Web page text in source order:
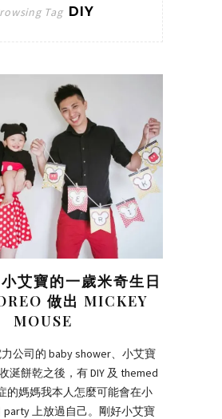
Tag DIY
艾寶的一歲米奇生日
做出 MICKEY
MOUSE
公司的 baby shower、小艾寶
涎餅乾之後，有 DIY 及 themed
的媽媽我本人怎麼可能會在小
party 上放過自己。剛好小艾寶